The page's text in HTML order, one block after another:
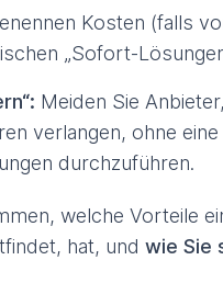
Kosten (falls
„Sofort-
Meiden Sie
verlangen, ohne
durchzuführen.
welche Vorteile
hat, und wie Sie